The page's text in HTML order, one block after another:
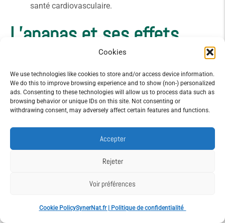
Cookies
We use technologies like cookies to store and/or access device information.
We do this to improve browsing experience and to show (non-) personalized
ads. Consenting to these technologies will allow us to process data such as
browsing behavior or unique IDs on this site. Not consenting or
withdrawing consent, may adversely affect certain features and functions.
Accepter
Rejeter
Voir préférences
Cookie PolicySynerNat.fr | Politique de confidentialité
santé cardiovasculaire.
L’ananas et ses effets
positifs sur la peau